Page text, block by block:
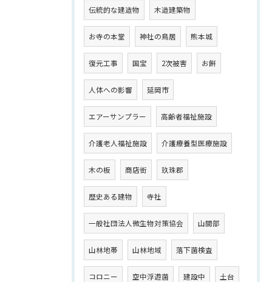
伝統的な建造物 木造建築物
お寺の本堂 神社の鳥居 熊本城
復元工事 国宝 2次被害 お餅
人体への影響 延岡市
エアーサンプラー 高齢者福祉施設
介護老人福祉施設 介護療養型医療施設
木の板 商店街 玖珠郡
歴史ある建物 寺社
一般社団法人微生物対策協会 山間部
山林地帯 山林地域 落下菌検査
コロニー 空中浮遊菌 建設中 土台